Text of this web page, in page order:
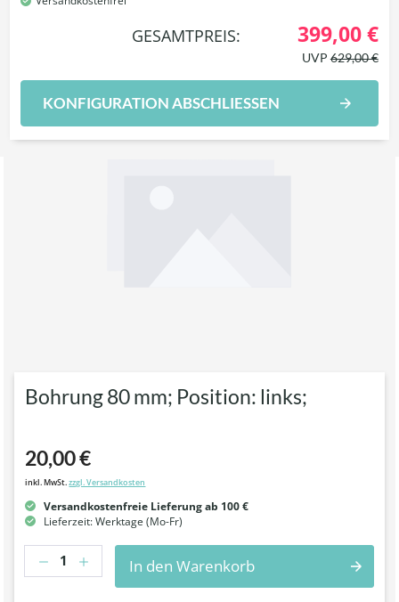
GESAMTPREIS: 399,00 €
UVP629,00 €
KONFIGURATION ABSCHLIESSEN
Bohrung 80 mm; Position: links;
20,00 €
inkl. MwSt.zzgl. Versandkosten
Versandkostenfreie Lieferung ab 100 €
Lieferzeit: Werktage (Mo-Fr)
Anzahl
In den Warenkorb